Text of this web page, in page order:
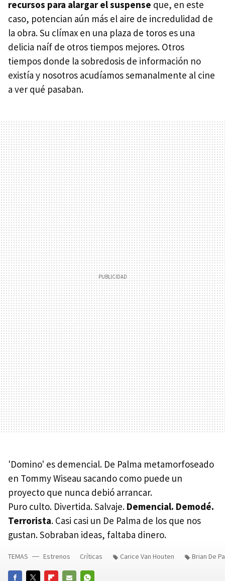
recursos para alargar el suspense que, en este
caso, potencian aún más el aire de incredulidad de
la obra. Su clímax en una plaza de toros es una
delicia naíf de otros tiempos mejores. Otros
tiempos donde la sobredosis de información no
existía y nosotros acudíamos semanalmente al cine
a ver qué pasaban.
'Domino' es demencial. De Palma metamorfoseado
en Tommy Wiseau sacando como puede un
proyecto que nunca debió arrancar.
Puro culto. Divertida. Salvaje. Demencial. Demodé.
Terrorista. Casi casi un De Palma de los que nos
gustan. Sobraban ideas, faltaba dinero.
TEMAS Estrenos Críticas Carice Van Houten Brian De